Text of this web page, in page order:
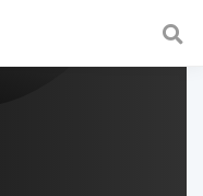
a fast and